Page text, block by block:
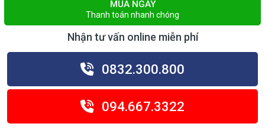
MUA NGAY
Thanh toán nhanh chóng
Nhận tư vấn online miễn phí
0832.300.800
094.667.3322